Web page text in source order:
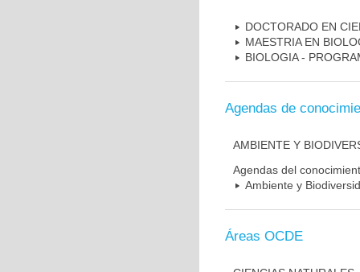
DOCTORADO EN
MAESTRIA EN
BIOLOGIA -
Agendas de
AMBIENTE Y
Agendas del
Ambiente y
Áreas OCDE